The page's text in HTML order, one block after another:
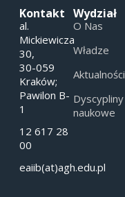
Kontakt
al.
Mickiewicza
30,
30-059
Kraków;
Pawilon B-
1
12 617 28
00
eaiib(at)agh.edu.pl
Wydział
O Nas
Władze
Aktualności
Dyscypliny
naukowe